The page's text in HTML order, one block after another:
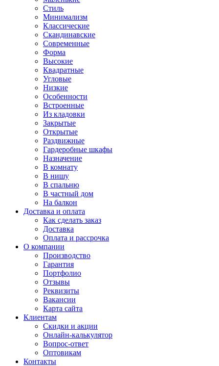
Стиль
Минимализм
Классические
Скандинавские
Современные
Форма
Высокие
Квадратные
Угловые
Низкие
Особенности
Встроенные
Из кладовки
Закрытые
Открытые
Раздвижные
Гардеробные шкафы
Назначение
В комнату
В нишу
В спальню
В частный дом
На балкон
Доставка и оплата
Как сделать заказ
Доставка
Оплата и рассрочка
О компании
Производство
Гарантия
Портфолио
Отзывы
Реквизиты
Вакансии
Карта сайта
Клиентам
Скидки и акции
Онлайн-калькулятор
Вопрос-ответ
Оптовикам
Контакты